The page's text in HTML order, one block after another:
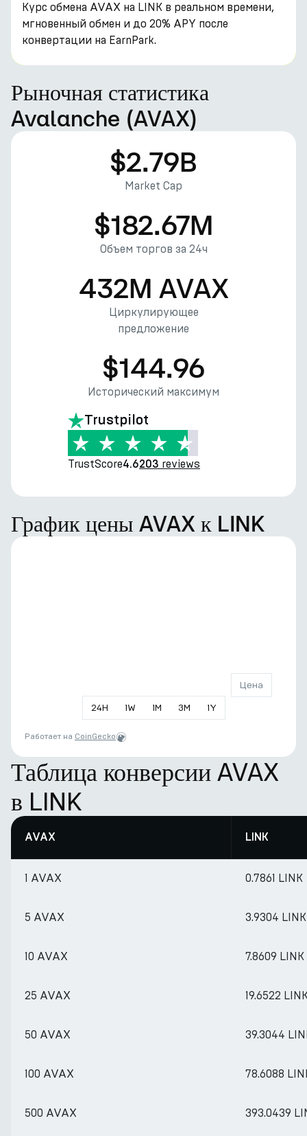
Курс обмена AVAX на LINK в реальном времени,
мгновенный обмен и до 20% APY после
конвертации на EarnPark.
Рыночная статистика
Avalanche (AVAX)
$2.79B
Market Cap
$182.67M
Объем торгов за 24ч
432M AVAX
Циркулирующее
предложение
$144.96
Исторический максимум
Trustpilot
TrustScore4.6203 reviews
График цены AVAX к LINK
24H 1W 1M 3M 1Y
Цена
Работает на CoinGecko
Таблица конверсии AVAX
в LINK
AVAX LINK
1 AVAX 0.7861 LINK
5 AVAX 3.9304 LINK
10 AVAX 7.8609 LINK
25 AVAX 19.6522
50 AVAX 39.3044
100 AVAX 78.6088
500 AVAX 393.0439